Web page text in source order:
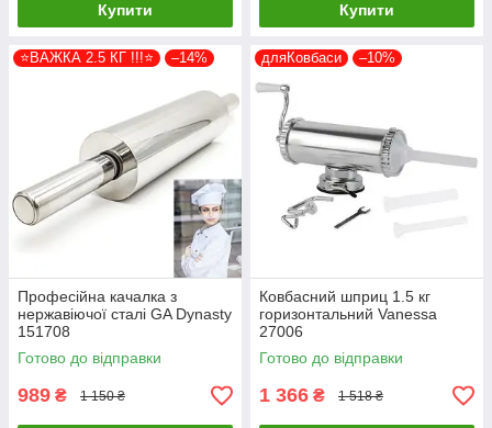
Купити Купити
⭐ВАЖКА 2.5 КГ !!!⭐ –14%
Професійна качалка з
нержавіючої сталі GA Dynasty
151708
Готово до відправки
989 ₴ 1 150 ₴
дляКовбаси –10%
Ковбасний шприц 1.5 кг
горизонтальний Vanessa
27006
Готово до відправки
1 366 ₴ 1 518 ₴